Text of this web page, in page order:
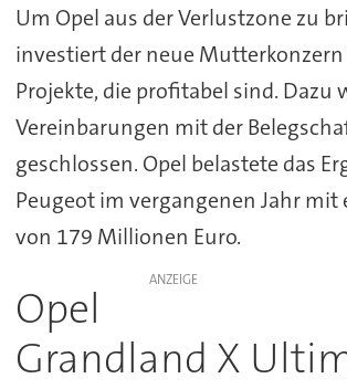
Um Opel aus der Verlustzone zu
investiert der neue
Projekte, die profitabel sind. Dazu
Vereinbarungen mit der
geschlossen. Opel belastete das
Peugeot im vergangenen Jahr mit
von 179 Millionen Euro.
ANZEIGE
Opel
Grandland X